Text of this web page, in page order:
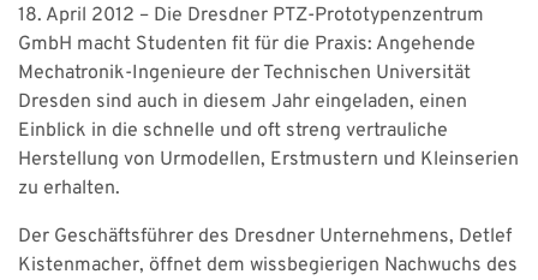
18. April 2012 – Die Dresdner PTZ-Prototypenzentrum
GmbH macht Studenten fit für die Praxis: Angehende
Mechatronik-Ingenieure der Technischen Universität
Dresden sind auch in diesem Jahr eingeladen, einen
Einblick in die schnelle und oft streng vertrauliche
Herstellung von Urmodellen, Erstmustern und Kleinserien
zu erhalten.
Der Geschäftsführer des Dresdner Unternehmens, Detlef
Kistenmacher, öffnet dem wissbegierigen Nachwuchs des